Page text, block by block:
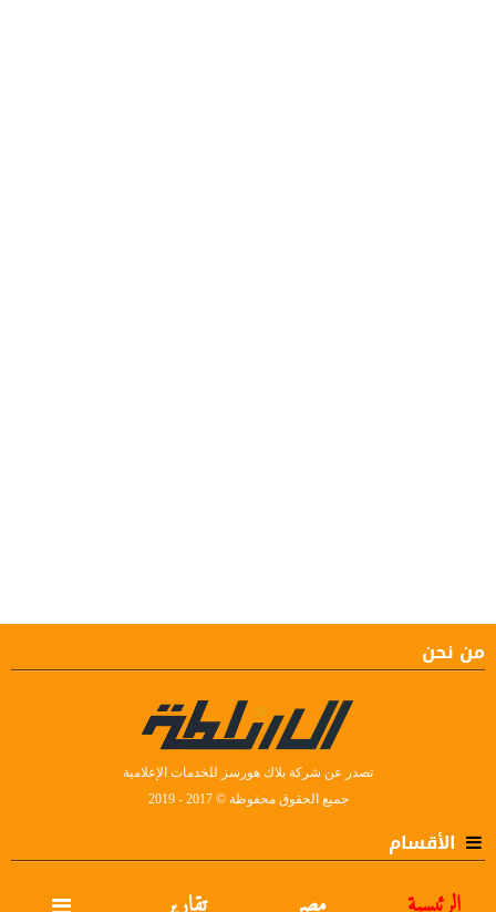
من نحن
تصدر عن شركة بلاك هورسز للخدمات الإعلامية
جميع الحقوق محفوظة © 2017 - 2019
الأقسام